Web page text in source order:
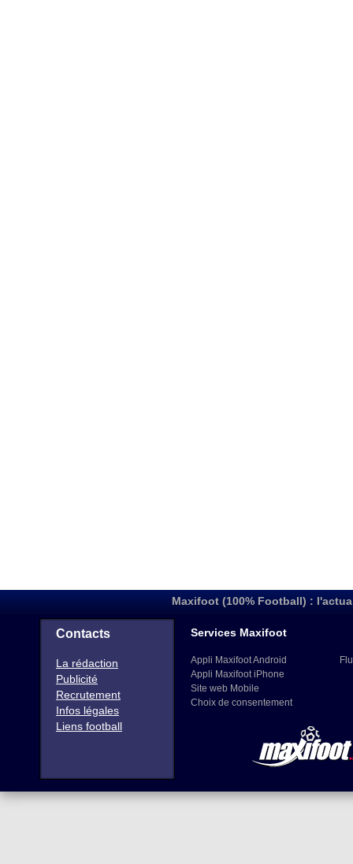
Maxifoot (100% Football) :
Contacts
La rédaction
Publicité
Recrutement
Infos légales
Liens football
Services Maxifoot
Appli Maxifoot Android
Appli Maxifoot iPhone
Site web Mobile
Choix de consentement